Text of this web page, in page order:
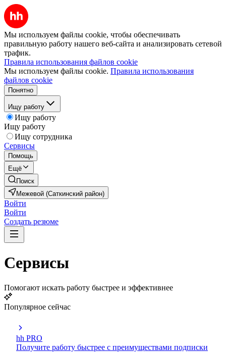
Мы используем файлы cookie, чтобы обеспечивать
правильную работу нашего веб-сайта и анализировать сетевой
трафик.
Правила использования файлов cookie
Мы используем файлы cookie. Правила использования
файлов cookie
Понятно
Ищу работу
Ищу работу
Ищу работу
Ищу сотрудника
Сервисы
Помощь
Ещё
Поиск
Межевой (Саткинский район)
Войти
Войти
Создать резюме
Сервисы
Помогают искать работу быстрее и эффективнее
Популярное сейчас
hh PRO
Получите работу быстрее с преимуществами подписки